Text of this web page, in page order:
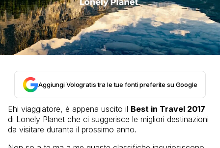
Aggiungi Vologratis tra le tue fonti preferite su Google
Ehi viaggiatore, è appena uscito il Best in Travel 2017
di Lonely Planet che ci suggerisce le migliori destinazioni
da visitare durante il prossimo anno.